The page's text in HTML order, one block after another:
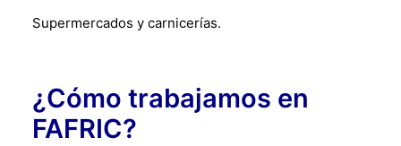
Supermercados y carnicerías.
¿Cómo trabajamos en
FAFRIC?